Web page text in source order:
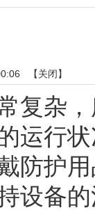
【关闭】
复杂
运行
防护
设备